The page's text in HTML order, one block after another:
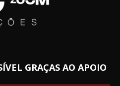
GRAÇAS AO APOIO